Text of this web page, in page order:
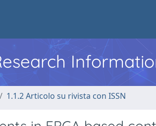
1.1.2 Articolo su rivista con ISSN